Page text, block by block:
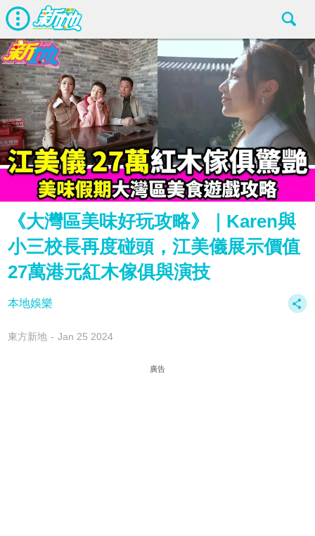
《大灣區美味好玩攻略》｜Karen與
小三校長再度碰頭，江美儀展示價值
27萬港元紅木傢俱與演技
本地娛樂
東方新地 Jan 25 2024
廣告